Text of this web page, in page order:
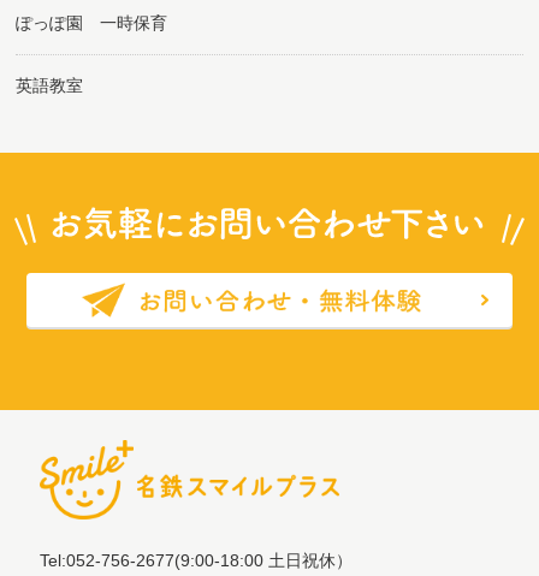
ぽっぽ園 一時保育
英語教室
Tel:052-756-2677(9:00-18:00 土日祝休）